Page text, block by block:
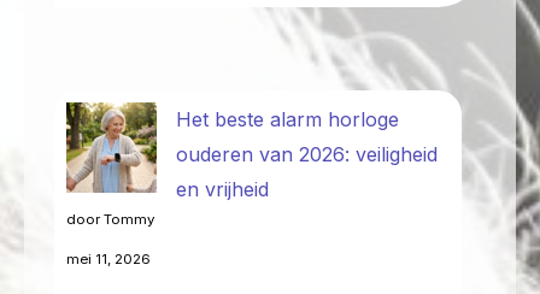
Het beste alarm horloge
ouderen van 2026: veiligheid
en vrijheid
door Tommy
mei 11, 2026